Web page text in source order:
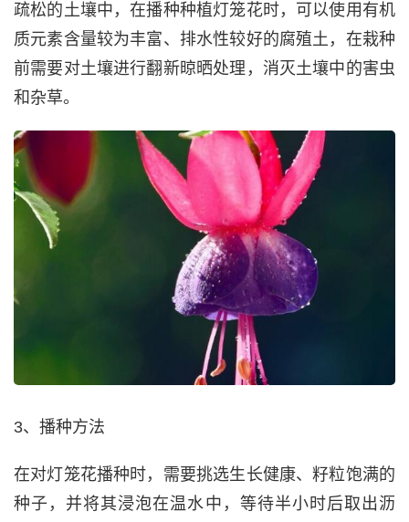
疏松的土壤中，在播种种植灯笼花时，可以使用有机
质元素含量较为丰富、排水性较好的腐殖土，在栽种
前需要对土壤进行翻新晾晒处理，消灭土壤中的害虫
和杂草。
3、播种方法
在对灯笼花播种时，需要挑选生长健康、籽粒饱满的
种子，并将其浸泡在温水中，等待半小时后取出沥